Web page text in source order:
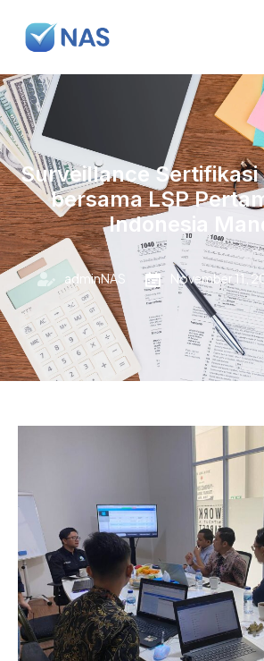
Surveillance
bersama LSP
Indonesia
adminNAS November 11,